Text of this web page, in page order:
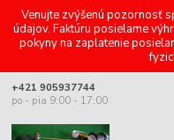
Venujte zvýšenú pozornosť
údajov. Faktúru posielame
pokyny na zaplatenie
+421 905937744
po - pia 9:00 - 17:00